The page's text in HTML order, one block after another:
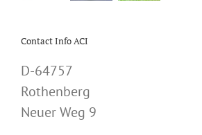
Contact Info ACI
D-64757
Rothenberg
Neuer Weg 9